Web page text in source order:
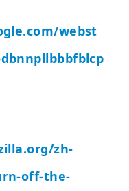
webst
zh-
off-the-